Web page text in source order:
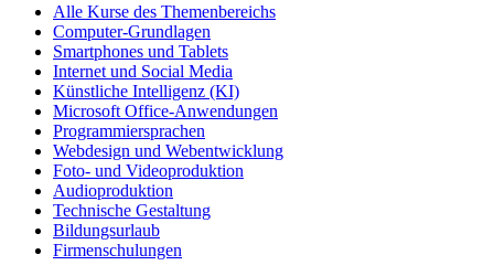
Alle Kurse des Themenbereichs
Computer-Grundlagen
Smartphones und Tablets
Internet und Social Media
Künstliche Intelligenz (KI)
Microsoft Office-Anwendungen
Programmiersprachen
Webdesign und Webentwicklung
Foto- und Videoproduktion
Audioproduktion
Technische Gestaltung
Bildungsurlaub
Firmenschulungen